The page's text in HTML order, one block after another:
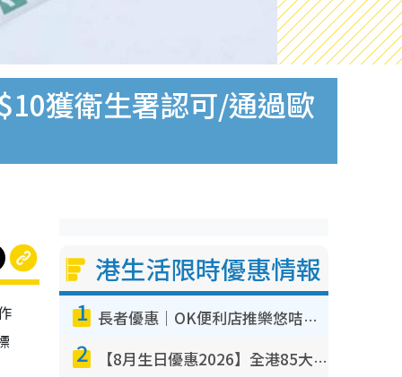
獲衛生署認可/通過歐
港生活限時優惠情報
1 長者優惠｜OK便利店推樂悠咭優惠！買麵包/牛奶/保健品拍卡即減
2 【8月生日優惠2026】全港85大食買玩著數攻略 自助餐/火鍋放題同行免費＋誠品/DONKI送現金券